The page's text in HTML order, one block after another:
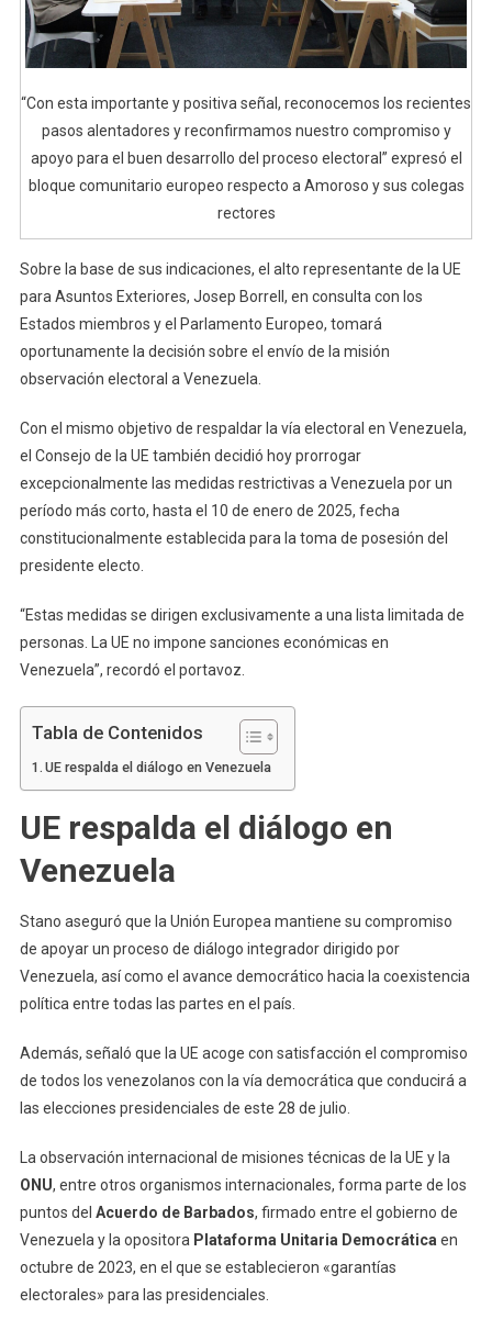
“Con esta importante y positiva señal, reconocemos los recientes
pasos alentadores y reconfirmamos nuestro compromiso y
apoyo para el buen desarrollo del proceso electoral” expresó el
bloque comunitario europeo respecto a Amoroso y sus colegas
rectores
Sobre la base de sus indicaciones, el alto representante de la UE
para Asuntos Exteriores, Josep Borrell, en consulta con los
Estados miembros y el Parlamento Europeo, tomará
oportunamente la decisión sobre el envío de la misión
observación electoral a Venezuela.
Con el mismo objetivo de respaldar la vía electoral en Venezuela,
el Consejo de la UE también decidió hoy prorrogar
excepcionalmente las medidas restrictivas a Venezuela por un
período más corto, hasta el 10 de enero de 2025, fecha
constitucionalmente establecida para la toma de posesión del
presidente electo.
“Estas medidas se dirigen exclusivamente a una lista limitada de
personas. La UE no impone sanciones económicas en
Venezuela”, recordó el portavoz.
Tabla de Contenidos
UE respalda el diálogo en Venezuela
UE respalda el diálogo en
Venezuela
Stano aseguró que la Unión Europea mantiene su compromiso
de apoyar un proceso de diálogo integrador dirigido por
Venezuela, así como el avance democrático hacia la coexistencia
política entre todas las partes en el país.
Además, señaló que la UE acoge con satisfacción el compromiso
de todos los venezolanos con la vía democrática que conducirá a
las elecciones presidenciales de este 28 de julio.
La observación internacional de misiones técnicas de la UE y la
ONU, entre otros organismos internacionales, forma parte de los
puntos del Acuerdo de Barbados, firmado entre el gobierno de
Venezuela y la opositora Plataforma Unitaria Democrática en
octubre de 2023, en el que se establecieron «garantías
electorales» para las presidenciales.